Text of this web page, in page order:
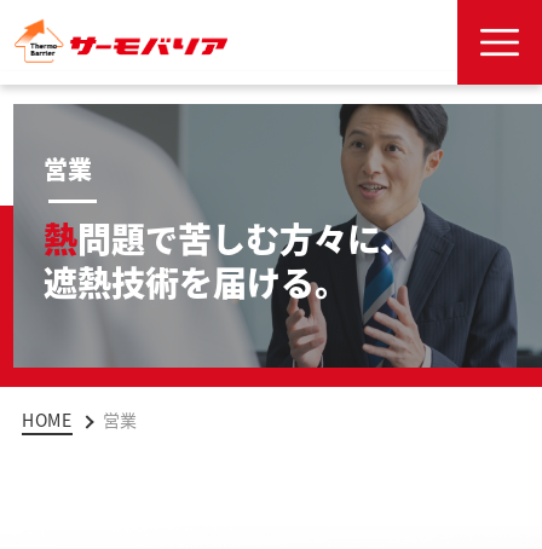
営業
熱問題で苦しむ方々に、
遮熱技術を届ける。
HOME 営業